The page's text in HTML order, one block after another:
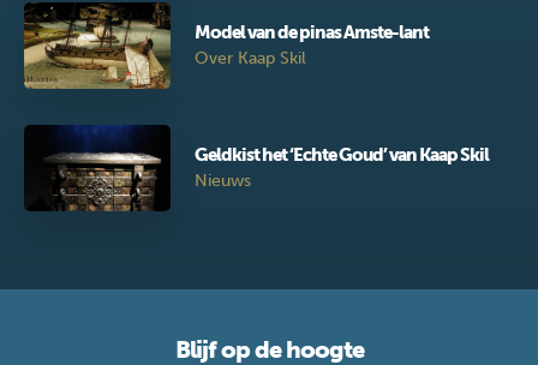
Model van de pinas Amste-lant
Over Kaap Skil
Geldkist het ‘Echte Goud’ van Kaap Skil
Nieuws
Blijf op de hoogte